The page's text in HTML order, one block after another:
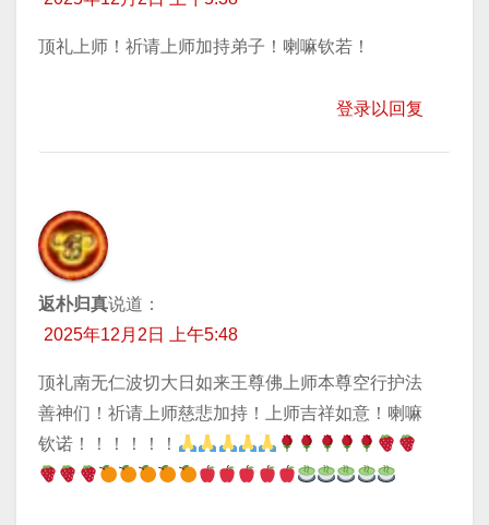
顶礼上师！祈请上师加持弟子！喇嘛钦若！
登录以回复
返朴归真说道：
2025年12月2日 上午5:48
顶礼南无仁波切大日如来王尊佛上师本尊空行护法
善神们！祈请上师慈悲加持！上师吉祥如意！喇嘛
钦诺！！！！！！